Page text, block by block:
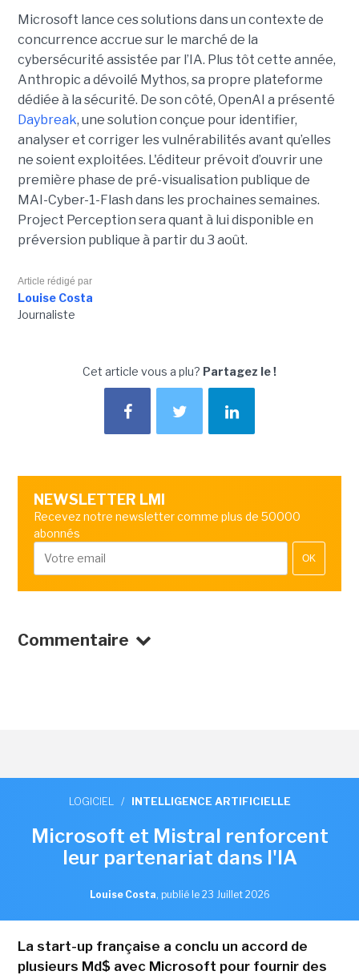
Microsoft lance ces solutions dans un contexte de
concurrence accrue sur le marché de la
cybersécurité assistée par l’IA. Plus tôt cette année,
Anthropic a dévoilé Mythos, sa propre plateforme
dédiée à la sécurité. De son côté, OpenAI a présenté
Daybreak, une solution conçue pour identifier,
analyser et corriger les vulnérabilités avant qu’elles
ne soient exploitées. L'éditeur prévoit d’ouvrir une
première phase de pré-visualisation publique de
MAI-Cyber-1-Flash dans les prochaines semaines.
Project Perception sera quant à lui disponible en
préversion publique à partir du 3 août.
Article rédigé par
Louise Costa
Journaliste
Cet article vous a plu? Partagez le !
NEWSLETTER LMI
Recevez notre newsletter comme plus de 50000
abonnés
OK
Commentaire
LOGICIEL / INTELLIGENCE ARTIFICIELLE
Microsoft et Mistral renforcent
leur partenariat dans l'IA
Louise Costa, publié le 23 Juillet 2026
La start-up française a conclu un accord de
plusieurs Md$ avec Microsoft pour fournir des